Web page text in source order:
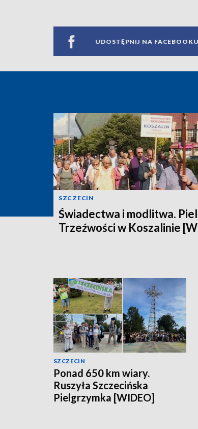
UDOSTĘPNIJ NA FACEBOOKU
SZCZECIN
Świadectwa i modlitwa.
Trzeźwości w Koszalinie
SZCZECIN
Ponad 650 km wiary.
Ruszyła Szczecińska
Pielgrzymka [WIDEO]